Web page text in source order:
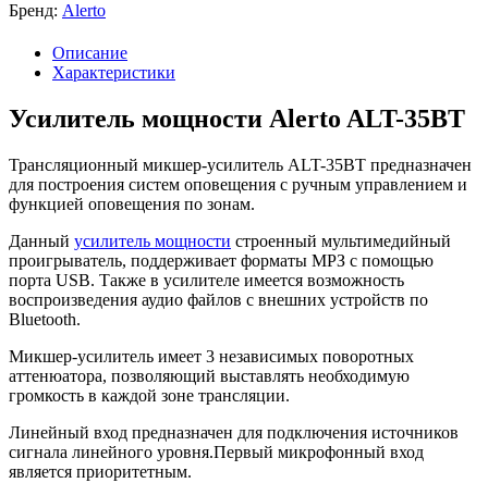
Бренд: Alerto
Описание
Характеристики
Усилитель мощности Alerto ALT-35BT
Трансляционный микшер-усилитель ALT-35BT предназначен
для построения систем оповещения с ручным управлением и
функцией оповещения по зонам.
Данный усилитель мощности строенный мультимедийный
проигрыватель, поддерживает форматы МРЗ с помощью
порта USB. Также в усилителе имеется возможность
воспроизведения аудио файлов с внешних устройств по
Bluetooth.
Микшер-усилитель имеет 3 независимых поворотных
аттенюатора, позволяющий выставлять необходимую
громкость в каждой зоне трансляции.
Линейный вход предназначен для подключения источников
сигнала линейного уровня.Первый микрофонный вход
является приоритетным.